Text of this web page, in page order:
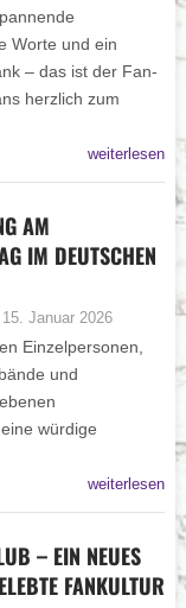
Worte und ein
– das ist der Fan-
herzlich zum
weiterlesen
AM
IM DEUTSCHEN
15. Januar 2026
Einzelpersonen,
und
würdige
weiterlesen
– EIN NEUES
FANKULTUR